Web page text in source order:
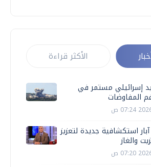
الأكثر قراءة
إسرائيلي مستمر في
المفاوضات
د. القليوبي: 404 آبار استكشافية جديدة لتعزيز
والغاز